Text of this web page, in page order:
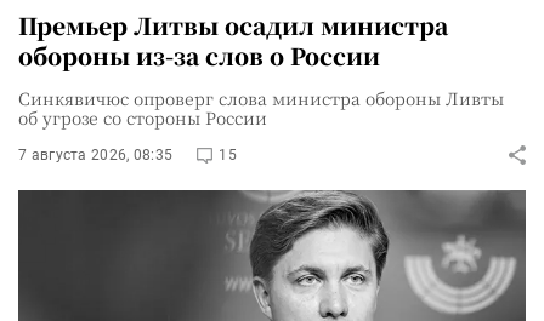
Премьер Литвы осадил министра
обороны из-за слов о России
Синкявичюс опроверг слова министра обороны Ливты
об угрозе со стороны России
7 августа 2026, 08:35 15